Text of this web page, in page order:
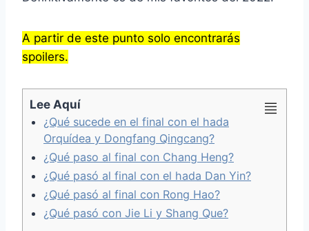
A partir de este punto solo encontrarás
spoilers.
Lee Aquí
¿Qué sucede en el final con el hada
Orquídea y Dongfang Qingcang?
¿Qué paso al final con Chang Heng?
¿Qué pasó al final con el hada Dan Yin?
¿Qué pasó al final con Rong Hao?
¿Qué pasó con Jie Li y Shang Que?